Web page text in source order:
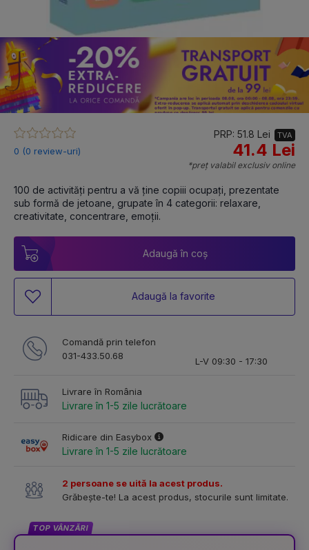
0 (0 review-uri)
PRP: 51.8 Lei TVA
41.4 Lei
*preț valabil exclusiv online
100 de activități pentru a vă ține copiii ocupați, prezentate
sub formă de jetoane, grupate în 4 categorii: relaxare,
creativitate, concentrare, emoții.
Adaugă în coș
Adaugă la favorite
Comandă prin telefon
031-433.50.68
L-V 09:30 - 17:30
Livrare în România
Livrare în 1-5 zile lucrătoare
Ridicare din Easybox
Livrare în 1-5 zile lucrătoare
2 persoane se uită la acest produs.
Grăbește-te! La acest produs, stocurile sunt limitate.
TOP VÂNZĂRI